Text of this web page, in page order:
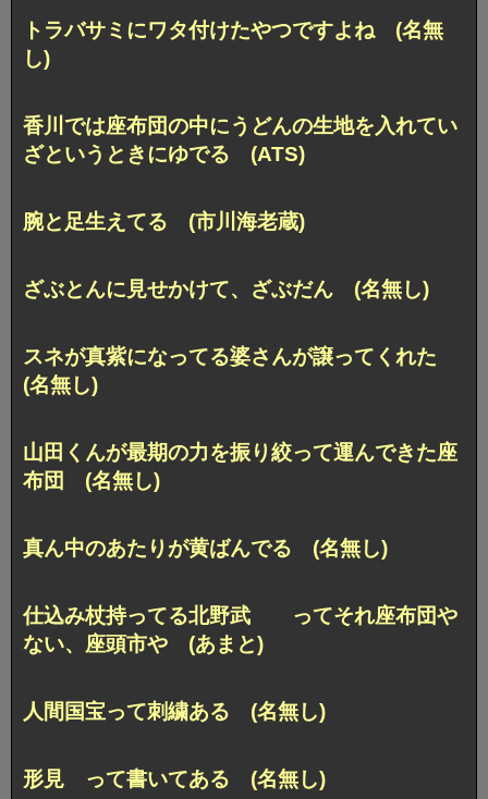
トラバサミにワタ付けたやつですよね (名無
し)
香川では座布団の中にうどんの生地を入れてい
ざというときにゆでる (ATS)
腕と足生えてる (市川海老蔵)
ざぶとんに見せかけて、ざぶだん (名無し)
スネが真紫になってる婆さんが譲ってくれた
(名無し)
山田くんが最期の力を振り絞って運んできた座
布団 (名無し)
真ん中のあたりが黄ばんでる (名無し)
仕込み杖持ってる北野武 ってそれ座布団や
ない、座頭市や (あまと)
人間国宝って刺繍ある (名無し)
形見 って書いてある (名無し)